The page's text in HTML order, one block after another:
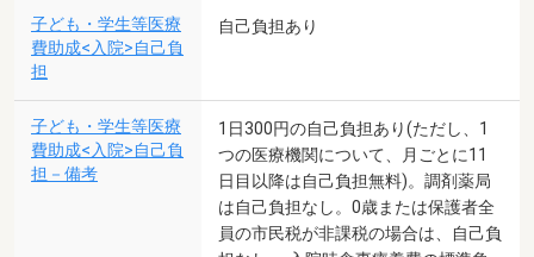
子ども・学生等医療
費助成<入院>自己負
担
自己負担あり
子ども・学生等医療
費助成<入院>自己負
担－備考
1日300円の自己負担あり(ただし、1
つの医療機関について、月ごとに11
日目以降は自己負担無料)。調剤薬局
は自己負担なし。0歳または保護者全
員の市民税が非課税の場合は、自己負